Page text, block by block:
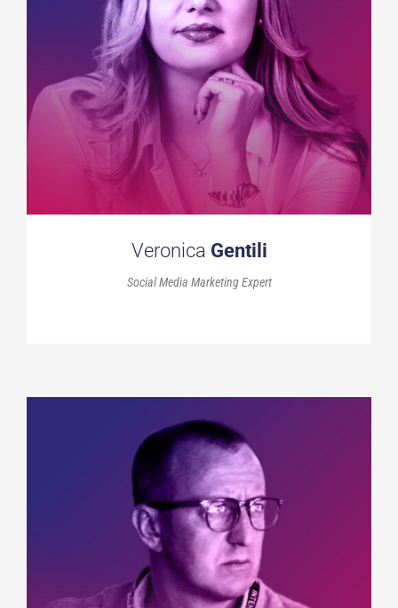
Veronica Gentili
Social Media Marketing Expert